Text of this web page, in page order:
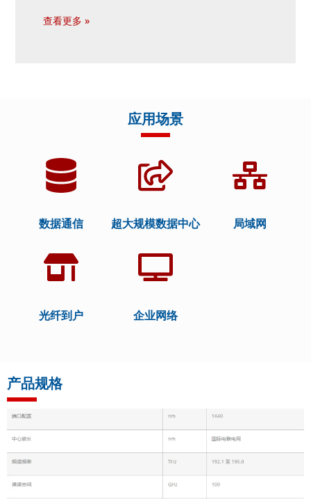
查看更多 »
应用场景
数据通信 超大规模数据中心 局域网
光纤到户 企业网络
产品规格